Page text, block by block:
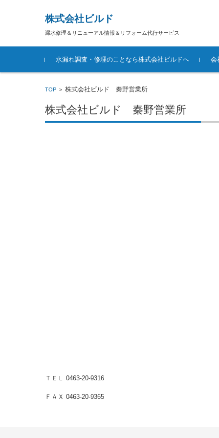
株式会社ビルド
漏水修理＆リニューアル情報＆リフォーム代行サービス
コンテンツに移動
水漏れ調査・修理のことなら株式会社ビルドへ
会
TOP > 株式会社ビルド 秦野営業所
株式会社ビルド 秦野営業所
ＴＥＬ 0463-20-9316
ＦＡＸ 0463-20-9365